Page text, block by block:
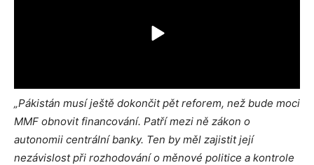
„Pákistán musí ještě dokončit pět reforem, než bude moci
MMF obnovit financování. Patří mezi ně zákon o
autonomii centrální banky. Ten by měl zajistit její
nezávislost při rozhodování o měnové politice a kontrole